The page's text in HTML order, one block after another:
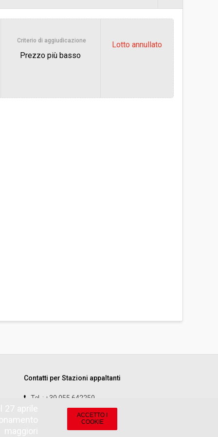
€ 10.000,00
Criterio di aggiudicazione
Prezzo più basso
Lotto annullato
Contatti per Stazioni appaltanti
Tel. : +39 055 642259
email
start.sa@pamercato.it
27 aprile
ACCETTO I
COOKIE